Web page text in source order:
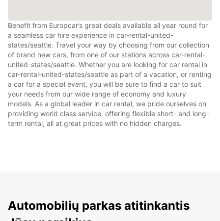
Benefit from Europcar’s great deals available all year round for
a seamless car hire experience in car-rental-united-
states/seattle. Travel your way by choosing from our collection
of brand new cars, from one of our stations across car-rental-
united-states/seattle. Whether you are looking for car rental in
car-rental-united-states/seattle as part of a vacation, or renting
a car for a special event, you will be sure to find a car to suit
your needs from our wide range of economy and luxury
models. As a global leader in car rental, we pride ourselves on
providing world class service, offering flexible short- and long-
term rental, all at great prices with no hidden charges.
Automobilių parkas atitinkantis